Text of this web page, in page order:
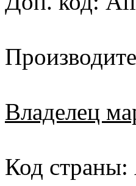
Владелец
Код